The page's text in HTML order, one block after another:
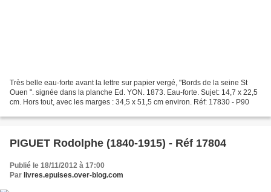
Très belle eau-forte avant la lettre sur papier vergé, "Bords de la seine St
Ouen ". signée dans la planche Ed. YON. 1873. Eau-forte. Sujet: 14,7 x 22,5
cm. Hors tout, avec les marges : 34,5 x 51,5 cm environ. Réf: 17830 - P90
PIGUET Rodolphe (1840-1915) - Réf 17804
Publié le 18/11/2012 à 17:00
Par livres.epuises.over-blog.com